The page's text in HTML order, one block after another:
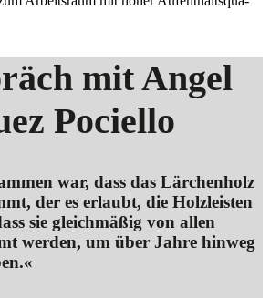
mit Angel
Pociello
war, dass das Lärchenholz
der es erlaubt, die Holzleisten
sie gleich­mäßig von allen
werden, um über Jahre hinweg